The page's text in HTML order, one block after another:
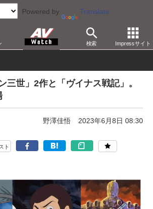
Powered by Translate
検索 Impressサイト
ツ・サービス アニメ
三世」2作と「ヴイナス戦記」。
野澤佳悟 2023年6月8日 08:30
ト